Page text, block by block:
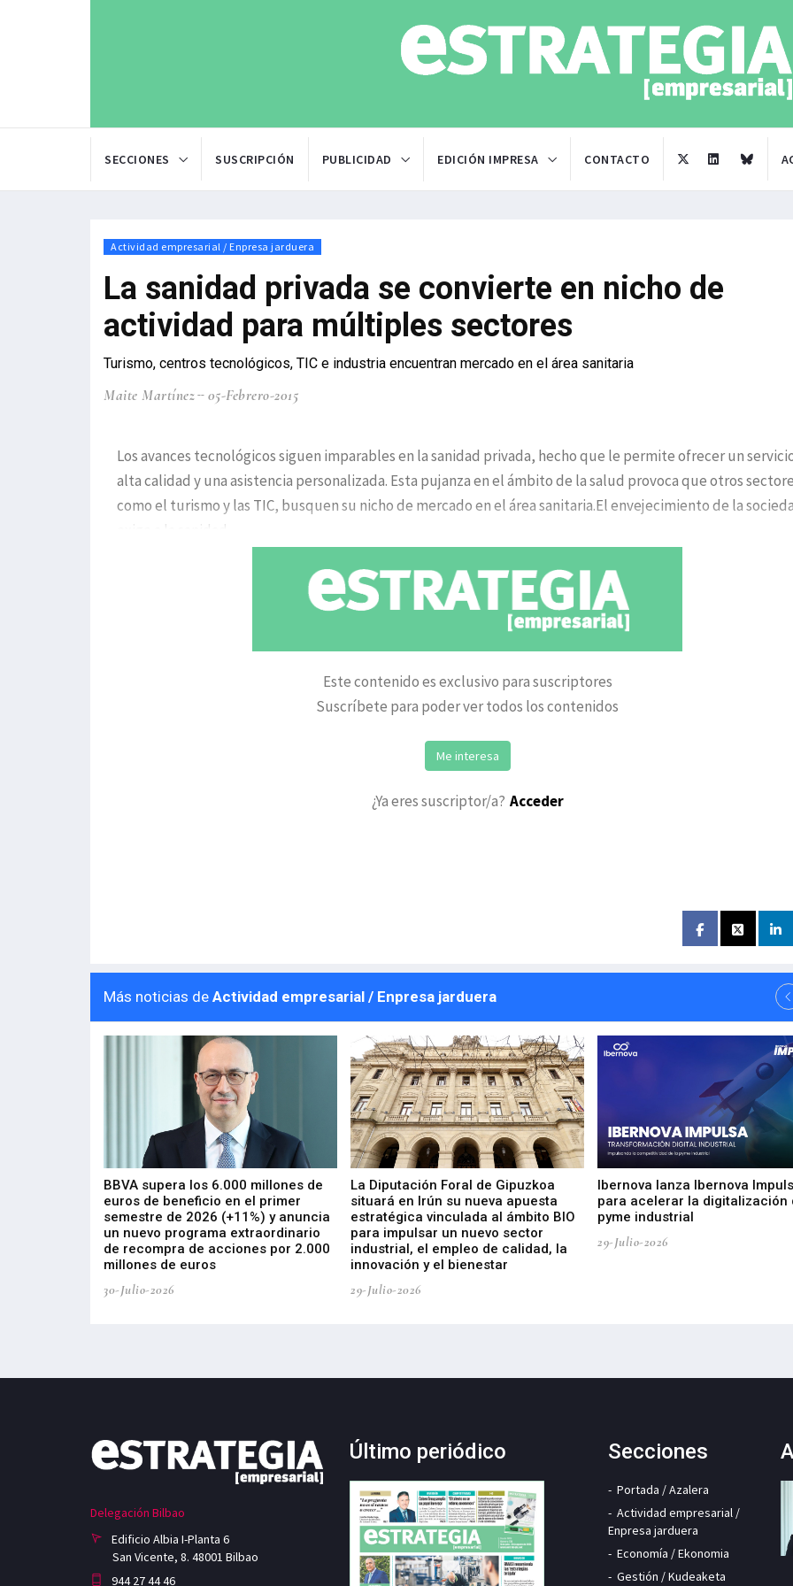
SECCIONES SUSCRIPCIÓN PUBLICIDAD EDICIÓN IMPRESA CONTACTO
Actividad empresarial / Enpresa jarduera
La sanidad privada se convierte en nicho de
actividad para múltiples sectores
Turismo, centros tecnológicos, TIC e industria encuentran mercado en el área sanitaria
Maite Martínez 05-Febrero-2015
Los avances tecnológicos siguen imparables en la sanidad privada, hecho que le permite ofrecer un
alta calidad y una asistencia personalizada. Esta pujanza en el ámbito de la salud provoca que otros
como el turismo y las TIC, busquen su nicho de mercado en el área sanitaria.El envejecimiento de la
exige a la sanidad
Este contenido es exclusivo para suscriptores
Suscríbete para poder ver todos los contenidos
Me interesa
¿Ya eres suscriptor/a? Acceder
Más noticias de Actividad empresarial / Enpresa jarduera
BBVA supera los 6.000 millones de
euros de beneficio en el primer
semestre de 2026 (+11%) y anuncia
un nuevo programa extraordinario
de recompra de acciones por 2.000
millones de euros
30-Julio-2026
La Diputación Foral de Gipuzkoa
situará en Irún su nueva apuesta
estratégica vinculada al ámbito BIO
para impulsar un nuevo sector
industrial, el empleo de calidad, la
innovación y el bienestar
29-Julio-2026
Ibernova lanza Ibernova
para acelerar la digitalización
pyme industrial
29-Julio-2026
Delegación Bilbao
Edificio Albia I-Planta 6
San Vicente, 8. 48001 Bilbao
944 27 44 46
Último periódico Secciones
Portada / Azalera
Actividad empresarial /
Enpresa jarduera
Economía / Ekonomia
Gestión / Kudeaketa